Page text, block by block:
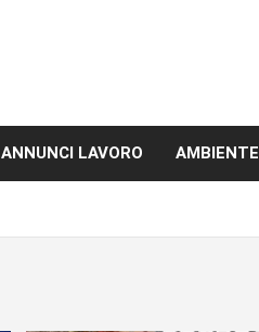
ANNUNCI LAVORO AMBIENTE